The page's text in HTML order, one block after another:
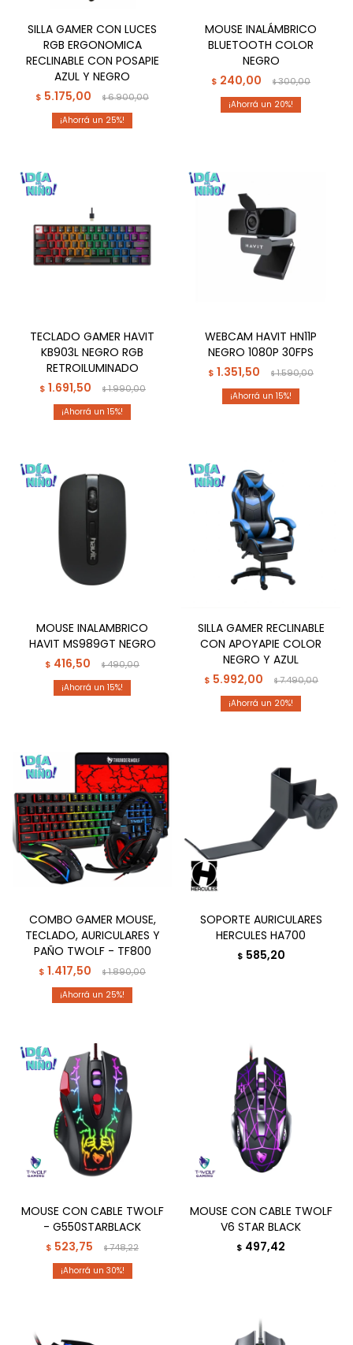
SILLA GAMER CON LUCES
RGB ERGONOMICA
RECLINABLE CON POSAPIE
AZUL Y NEGRO
$ 5.175,00 $6.900,00
25
MOUSE INALÁMBRICO
BLUETOOTH COLOR
NEGRO
$ 240,00 $300,00
20
TECLADO GAMER HAVIT
KB903L NEGRO RGB
RETROILUMINADO
$ 1.691,50 $1.990,00
15
WEBCAM HAVIT HN11P
NEGRO 1080P 30FPS
$ 1.351,50 $1.590,00
15
MOUSE INALAMBRICO
HAVIT MS989GT NEGRO
$ 416,50 $490,00
15
SILLA GAMER RECLINABLE
CON APOYAPIE COLOR
NEGRO Y AZUL
$ 5.992,00 $7.490,00
20
COMBO GAMER MOUSE,
TECLADO, AURICULARES Y
PAÑO TWOLF - TF800
$ 1.417,50 $1.890,00
25
SOPORTE AURICULARES
HERCULES HA700
$ 585,20
MOUSE CON CABLE TWOLF
- G550STARBLACK
$ 523,75 $748,22
30
MOUSE CON CABLE TWOLF
V6 STAR BLACK
$ 497,42